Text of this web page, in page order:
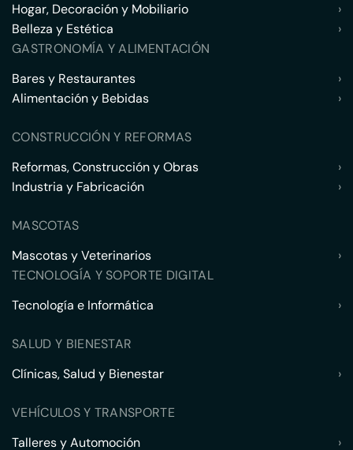
Hogar, Decoración y Mobiliario
›
Belleza y Estética
›
GASTRONOMÍA Y ALIMENTACIÓN
Bares y Restaurantes
›
Alimentación y Bebidas
›
CONSTRUCCIÓN Y REFORMAS
Reformas, Construcción y Obras
›
Industria y Fabricación
›
MASCOTAS
Mascotas y Veterinarios
›
TECNOLOGÍA Y SOPORTE DIGITAL
Tecnología e Informática
›
SALUD Y BIENESTAR
Clínicas, Salud y Bienestar
›
VEHÍCULOS Y TRANSPORTE
Talleres y Automoción
›